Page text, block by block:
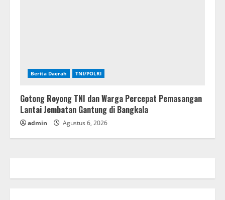
Berita Daerah TNI/POLRI
Gotong Royong TNI dan Warga Percepat Pemasangan
Lantai Jembatan Gantung di Bangkala
admin Agustus 6, 2026